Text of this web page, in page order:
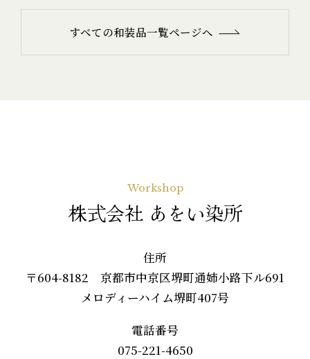
すべての和装品一覧ページへ
Workshop
株式会社 あをい染所
住所
〒604-8182 京都市中京区堺町通姉小路下ル691
メロディーハイム堺町407号
電話番号
075-221-4650